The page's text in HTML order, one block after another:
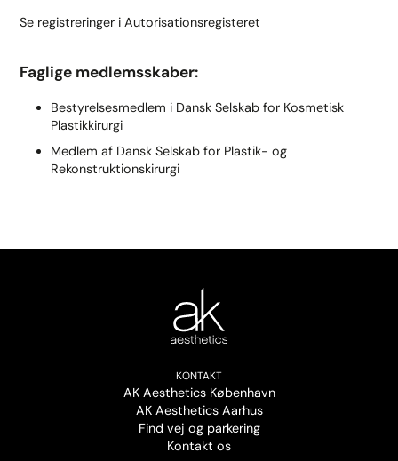
Se registreringer i Autorisationsregisteret
Faglige medlemsskaber:
Bestyrelsesmedlem i Dansk Selskab for Kosmetisk
Plastikkirurgi
Medlem af Dansk Selskab for Plastik- og
Rekonstruktionskirurgi
KONTAKT
AK Aesthetics København
AK Aesthetics Aarhus
Find vej og parkering
Kontakt os